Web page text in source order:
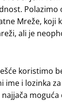
Mreže,
ali je
koristimo
i lozinka za